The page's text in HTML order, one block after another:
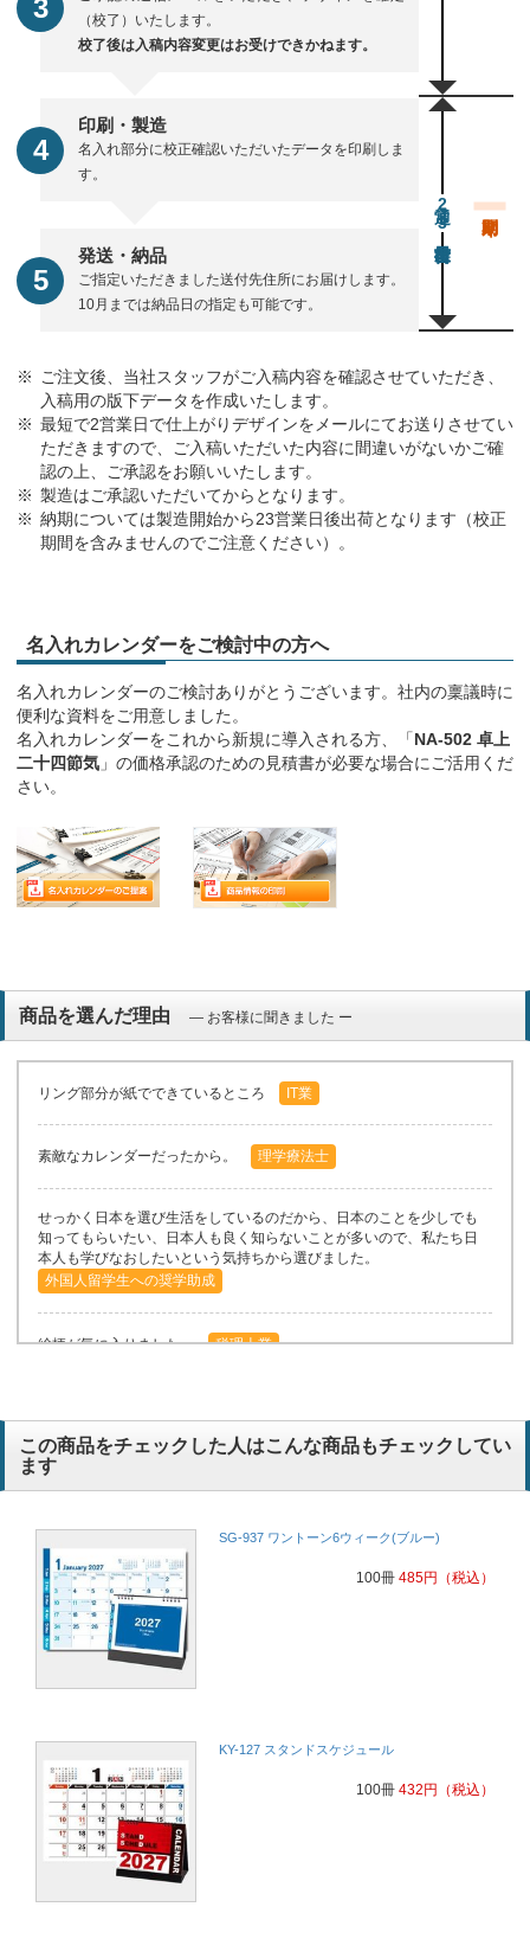
（校了）いたします。
校了後は入稿内容変更はお受けできかねます。
印刷・製造
名入れ部分に校正確認いただいたデータを印刷しま
す。
発送・納品
ご指定いただきました送付先住所にお届けします。
10月までは納品日の指定も可能です。
通常23営業日後出荷
ご注文後、当社スタッフがご入稿内容を確認させていただき、
入稿用の版下データを作成いたします。
最短で2営業日で仕上がりデザインをメールにてお送りさせてい
ただきますので、ご入稿いただいた内容に間違いがないかご確
認の上、ご承認をお願いいたします。
製造はご承認いただいてからとなります。
納期については製造開始から23営業日後出荷となります（校正
期間を含みませんのでご注意ください）。
名入れカレンダーをご検討中の方へ
名入れカレンダーのご検討ありがとうございます。社内の稟議時に
便利な資料をご用意しました。
名入れカレンダーをこれから新規に導入される方、「NA-502 卓上
二十四節気 」の価格承認のための見積書が必要な場合にご活用くだ
さい。
商品を選んだ理由 ― お客様に聞きました ー
リング部分が紙でできているところ IT業
素敵なカレンダーだったから。 理学療法士
せっかく日本を選び生活をしているのだから、日本のことを少しでも
知ってもらいたい、日本人も良く知らないことが多いので、私たち日
本人も学びなおしたいという気持ちから選びました。
外国人留学生への奨学助成
絵柄が気に入りました。 税理士業
季節のうつろいを感じられるデザインでしたので。
二十四節季の卓上カレンダーを探していたので。 コンサルタント
知人の紹介です 建築
お客様への年末のご挨拶をかねてです、
この商品をチェックした人はこんな商品もチェックしてい
ます
SG-937 ワントーン6ウィーク(ブルー)
100冊 485円 （税込）
KY-127 スタンドスケジュール
100冊 432 円 （税込）